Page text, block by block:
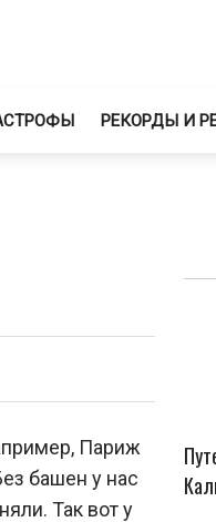
РЕКОРДЫ И
Париж
башен у нас
Так вот у